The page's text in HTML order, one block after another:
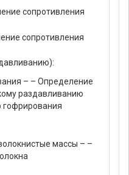
сопротивления
сопротивления
– – Определение
раздавливанию
гофрирования
массы – –